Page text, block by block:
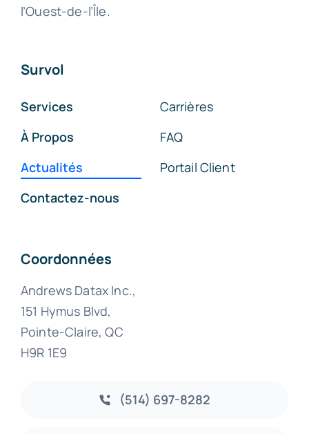
l’Ouest-de-l’Île.
Survol
Services
À Propos
Actualités
Contactez-nous
Carrières
FAQ
Portail Client
Coordonnées
Andrews Datax Inc.,
151 Hymus Blvd,
Pointe-Claire, QC
H9R 1E9
(514) 697-8282